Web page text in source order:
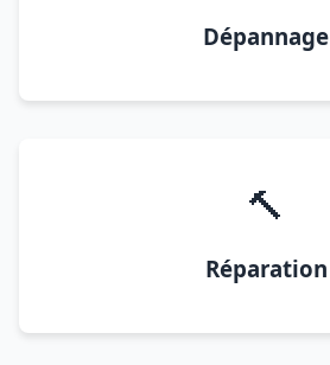
Dépannage
🔨
Réparation